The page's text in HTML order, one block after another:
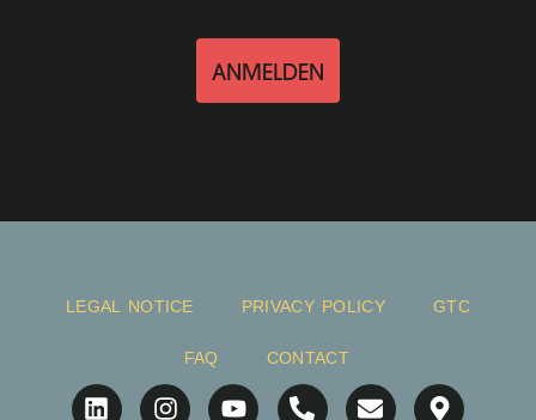
ANMELDEN
LEGAL NOTICE PRIVACY POLICY GTC
FAQ CONTACT